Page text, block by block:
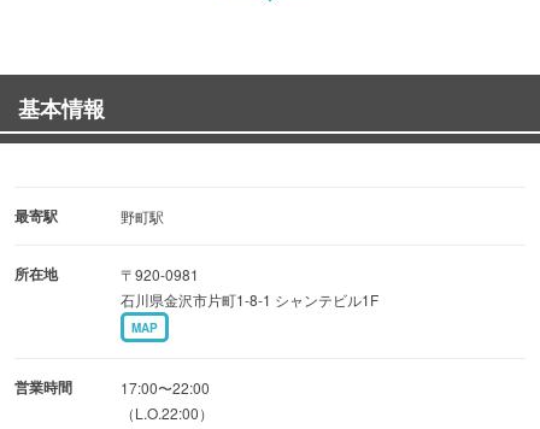
きめ細やかでやわらかく、網目のような霜降りと豊潤な味
わいが特長です
中華料理＝中華鍋で作るものというイメージを覆し、目の
鉄板中華発祥である神戸の名店がメニューを監修
■ご希望に応じて厳選した旬の食材をご提供
ご予約時にご要望頂ければ、旬の食材や鮑、海老などもコ
ースでご提供致します
基本情報
最寄駅 野町駅
所在地
〒920-0981
石川県金沢市片町1-8-1 シャンテビル1F
MAP
営業時間
17:00〜22:00
（L.O.22:00）